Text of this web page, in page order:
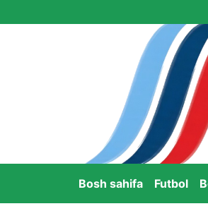
Bosh sahifa Futbol